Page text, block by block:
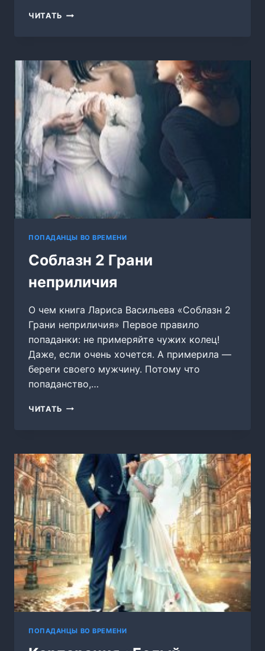
ЧИТАТЬ ПОПАДАНКУ
ТУНИС
ПОПАДАНЦЫ ВО ВРЕМЕНИ
Соблазн 2 Грани
неприличия
О чем книга Лариса Васильева «Соблазн 2
Грани неприличия» Первое правило
попаданки: не примеряйте чужих колец!
Даже, если очень хочется. А примерила —
береги своего мужчину. Потому что
попаданство,…
ЧИТАТЬ СОБЛАЗН
ПОПАДАНЦЫ ВО ВРЕМЕНИ